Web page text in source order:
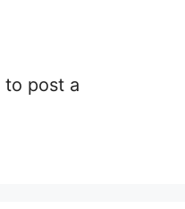
to post a